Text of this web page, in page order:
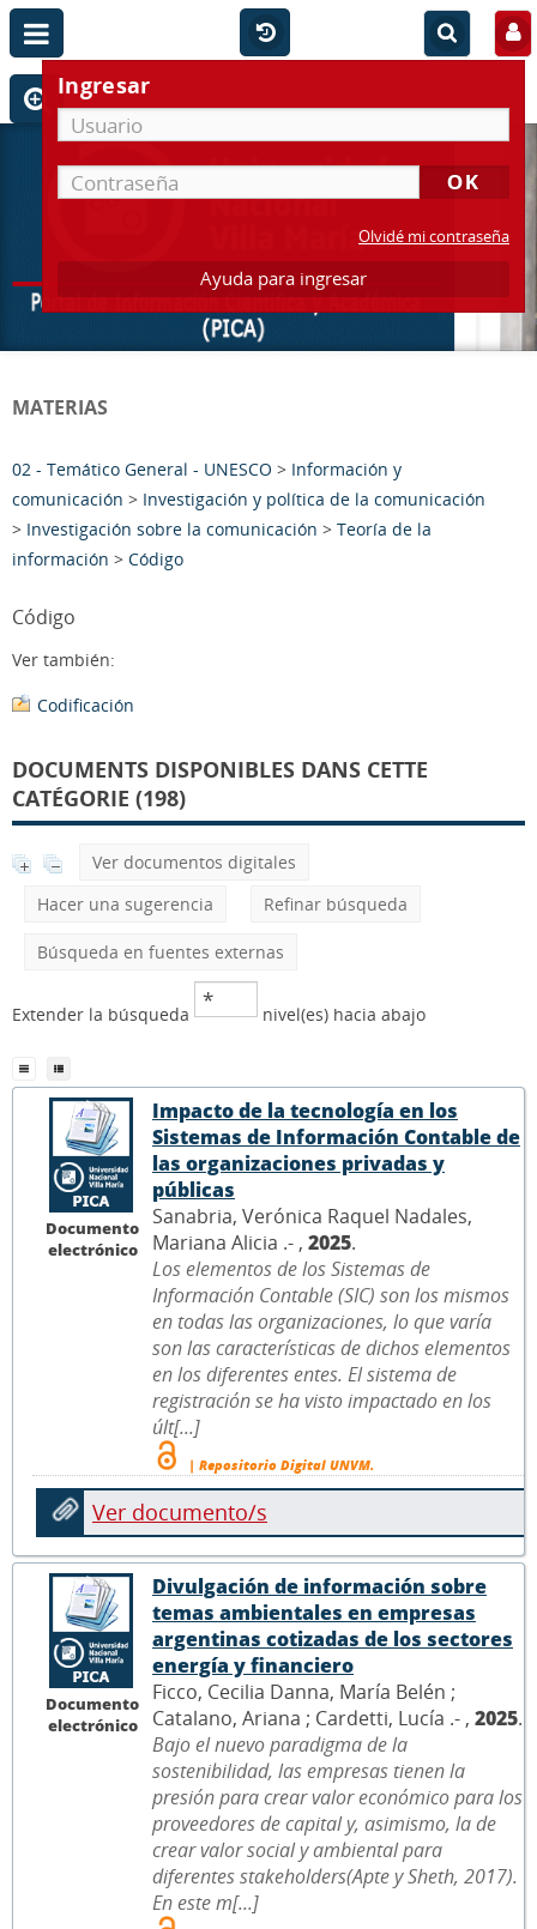
Ingresar
Olvidé mi contraseña
Ayuda para ingresar
MATERIAS
02 - Temático General - UNESCO > Información y
comunicación > Investigación y política de la comunicación
> Investigación sobre la comunicación > Teoría de la
información > Código
Código
Ver también:
Codificación
DOCUMENTS DISPONIBLES DANS CETTE
CATÉGORIE (198)
Ver documentos digitales
Hacer una sugerencia
Refinar búsqueda
Búsqueda en fuentes externas
Extender la búsqueda nivel(es) hacia abajo
Documento
electrónico
Impacto de la tecnología en los
Sistemas de Información Contable de
las organizaciones privadas y
públicas
Sanabria, Verónica Raquel Nadales,
Mariana Alicia .- , 2025.
Los elementos de los Sistemas de
Información Contable (SIC) son los mismos
en todas las organizaciones, lo que varía
son las características de dichos elementos
en los diferentes entes. El sistema de
registración se ha visto impactado en los
últ[...]
| Repositorio Digital UNVM.
Ver documento/s
Documento
electrónico
Divulgación de información sobre
temas ambientales en empresas
argentinas cotizadas de los sectores
energía y financiero
Ficco, Cecilia Danna, María Belén ;
Catalano, Ariana ; Cardetti, Lucía .- , 2025.
Bajo el nuevo paradigma de la
sostenibilidad, las empresas tienen la
presión para crear valor económico para los
proveedores de capital y, asimismo, la de
crear valor social y ambiental para
diferentes stakeholders(Apte y Sheth, 2017).
En este m[...]